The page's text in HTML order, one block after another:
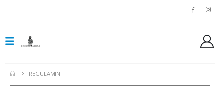
REGULAMIN